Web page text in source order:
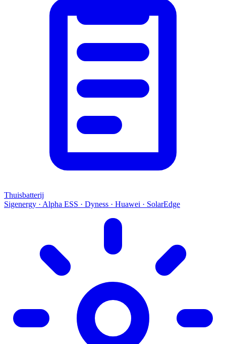
Thuisbatterij
Sigenergy · Alpha ESS · Dyness · Huawei · SolarEdge